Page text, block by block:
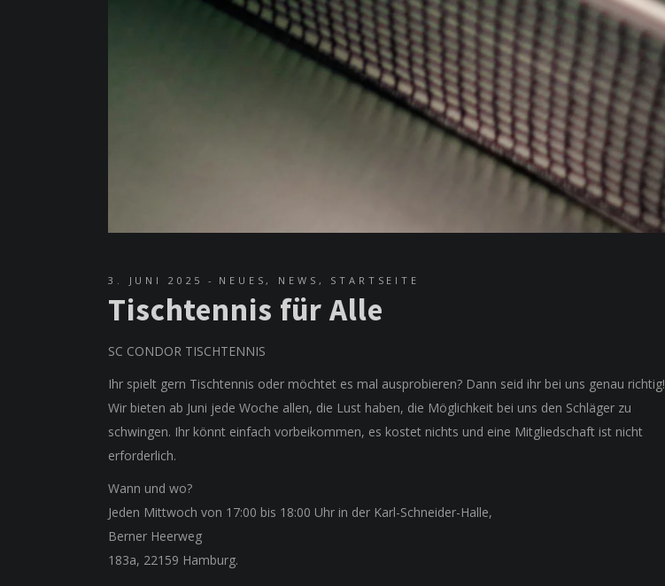
3. JUNI 2025 NEUES , NEWS , STARTSEITE
Tischtennis für Alle
SC CONDOR TISCHTENNIS
Ihr spielt gern Tischtennis oder möchtet es mal ausprobieren? Dann seid ihr bei uns genau richtig!
Wir bieten ab Juni jede Woche allen, die Lust haben, die Möglichkeit bei uns den Schläger zu
schwingen. Ihr könnt einfach vorbeikommen, es kostet nichts und eine Mitgliedschaft ist nicht
erforderlich.
Wann und wo?
Jeden Mittwoch von 17:00 bis 18:00 Uhr in der Karl-Schneider-Halle,
Berner Heerweg
183a, 22159 Hamburg.